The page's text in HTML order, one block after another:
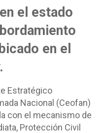
el estado
en el
Estratégico
Nacional (Ceofan)
con el mecanismo de
Protección Civil